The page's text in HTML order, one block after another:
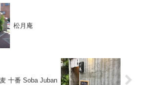
松月庵
十番 Soba Juban